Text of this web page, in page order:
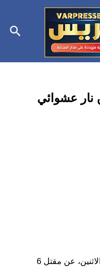
نار عشوائي
أعلنت الشرطة التايلاندية، اليوم الاثنين، عن مقتل 6